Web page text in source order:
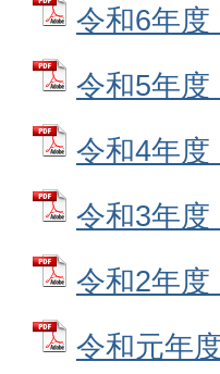
令和6年
令和5年
令和4年
令和3年
令和2年
令和元年